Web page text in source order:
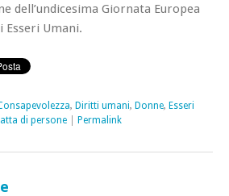
dell’undicesima Giornata Europea
Umani.
, Diritti umani, Donne, Esseri
di persone Permalink